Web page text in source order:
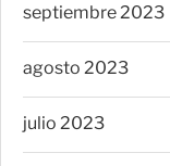
septiembre 2023
agosto 2023
julio 2023